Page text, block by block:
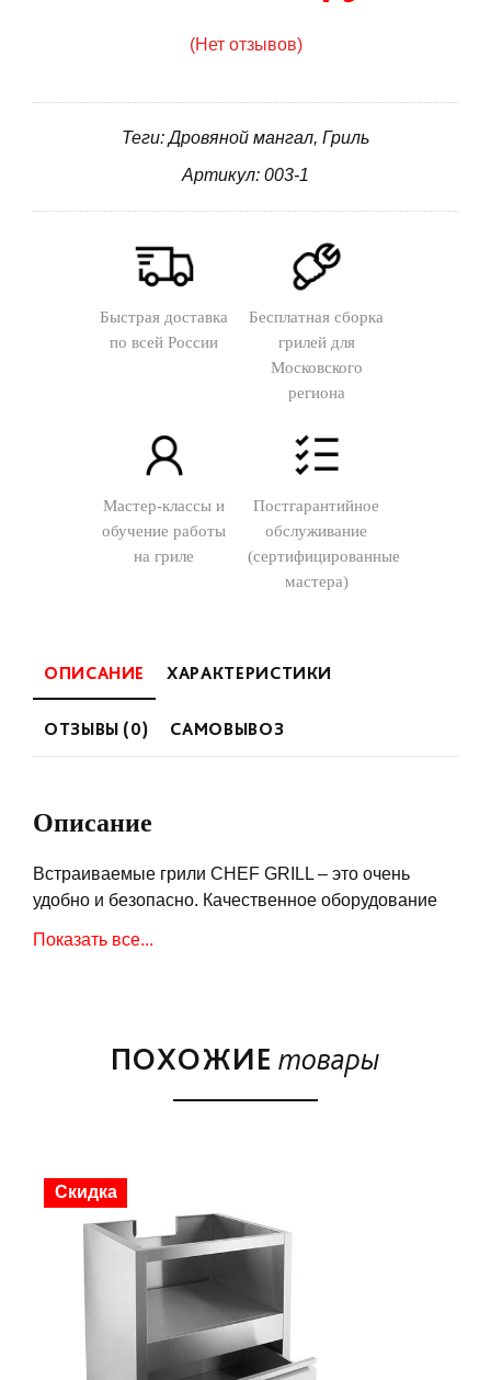
(Нет отзывов)
Теги: Дровяной мангал, Гриль
Артикул: 003-1
Быстрая доставка
по всей России
Бесплатная сборка
грилей для
Московского
региона
Мастер-классы и
обучение работы
на гриле
Постгарантийное
обслуживание
(сертифицированные
мастера)
ОПИСАНИЕ ХАРАКТЕРИСТИКИ
ОТЗЫВЫ (0) САМОВЫВОЗ
Описание
Встраиваемые грили CHEF GRILL – это очень
удобно и безопасно. Качественное оборудование
полезностью; • Неповторимый стильный дизайн
дыма во время готовки; • Встраиваемый гриль не
боится плохих погодных условий. Удивляйте своих
гостей вкусностями в любое время года. • Барбекю
зона с встроенным грилем CHEF-GRILL – это
всегда готовое и атмосферное место для отдыха.
Возле мирного огня всегда особенная атмосфера,
и пообщаться здесь с друзьями будет приятнее.
Модели «B», помимо базовой комплектации,
Показать все...
ПОХОЖИЕ товары
Скидка